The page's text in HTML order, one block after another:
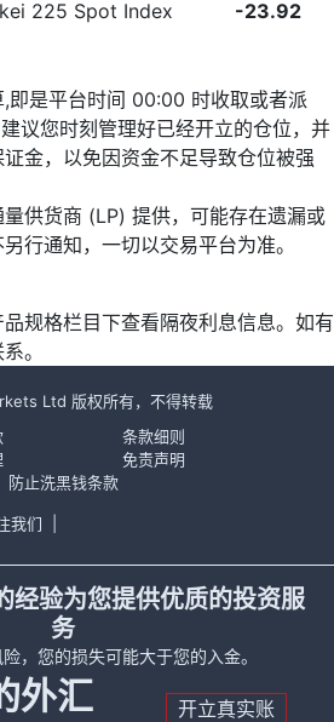
225 Spot Index -23.92
即是平台时间 00:00 时收取或者派
议您时刻管理好已经开立的仓位，并
金，以免因资金不足导致仓位被强
供货商 (LP) 提供，可能存在遗漏或
行通知，一切以交易平台为准。
规格栏目下查看隔夜利息信息。如有
。
Ltd 版权所有，不得转载
条款细则
免责声明
防止洗黑钱条款
我们
经验为您提供优质的投资服
务
，您的损失可能大于您的入金。
外汇
开立真实账